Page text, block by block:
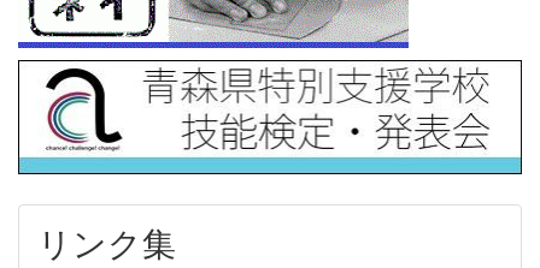
リンク集